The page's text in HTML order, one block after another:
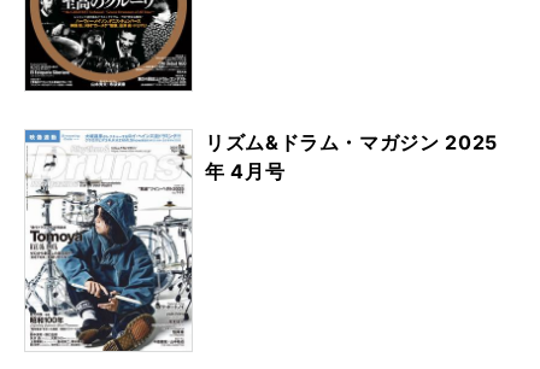
リズム&ドラム・マガジン 2025
年 4月号